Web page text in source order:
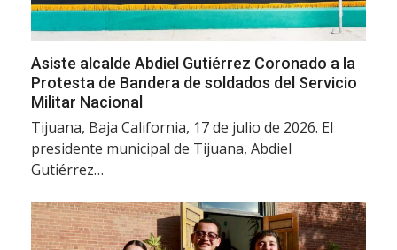
Asiste alcalde Abdiel Gutiérrez Coronado a la
Protesta de Bandera de soldados del Servicio
Militar Nacional
Tijuana, Baja California, 17 de julio de 2026. El
presidente municipal de Tijuana, Abdiel
Gutiérrez…